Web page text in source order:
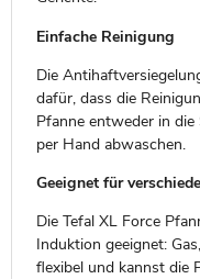
Einfache Reinigung
Die
dafür, dass die
Pfanne entweder in
per Hand abwaschen.
Geeignet für
Die Tefal XL Force
Induktion geeignet:
flexibel und kannst die